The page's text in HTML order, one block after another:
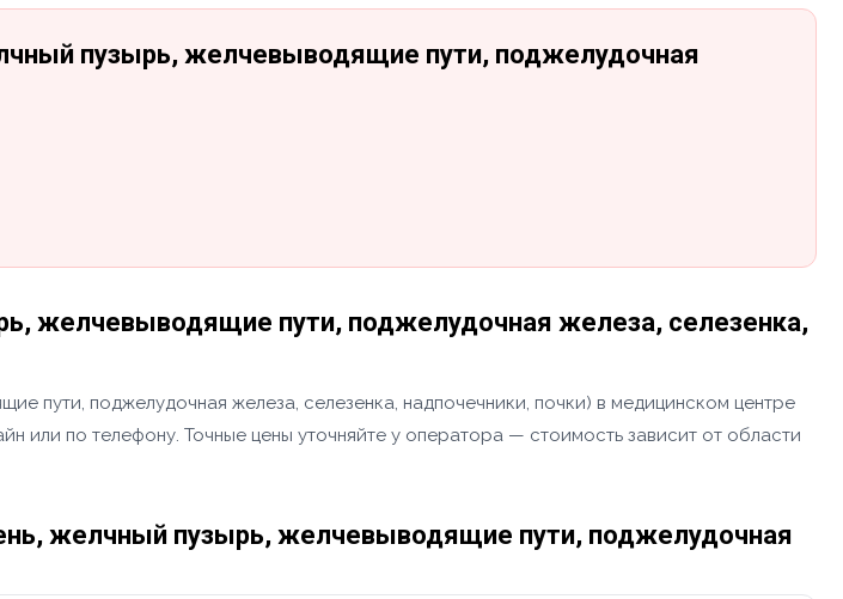
пузырь, желчевыводящие пути, поджелудочная
желчевыводящие пути, поджелудочная железа, селезенка,
пути, поджелудочная железа, селезенка, надпочечники, почки) в медицинском центре
по телефону. Точные цены уточняйте у оператора — стоимость зависит от области
желчный пузырь, желчевыводящие пути, поджелудочная